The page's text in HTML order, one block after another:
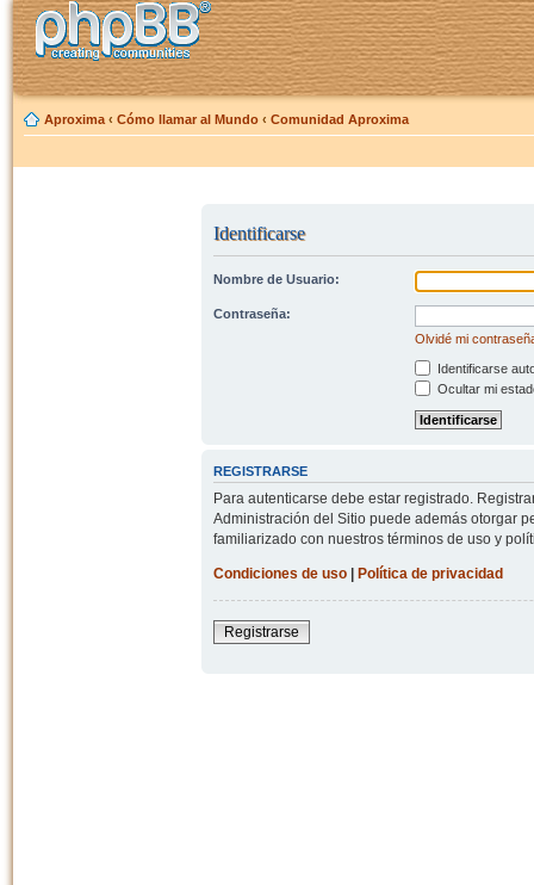
Aproxima ‹ Cómo llamar al Mundo ‹ Comunidad Aproxima
Identificarse
Nombre de Usuario:
Contraseña:
Olvidé mi
Identificarse
Ocultar mi
REGISTRARSE
Para autenticarse debe estar registrado.
Administración del Sitio puede además otorgar
familiarizado con nuestros términos de uso y
Condiciones de uso| Política de privacidad
Registrarse